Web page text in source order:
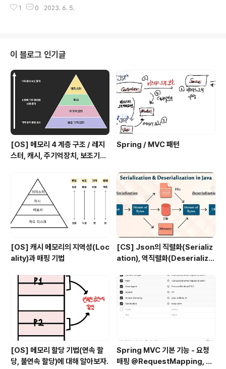
면 됩니다. 이 과정에서 필..
에 대해 알아보도록 하겠습니다. 🚩Security Filter http.
able() // 폼 로그인 사용 X .httpBasic().disable() // htt
p 기반 인증방식 (ID, PW로 검증) 사용 X csrf().disable
() : Cross Site Re..
1 0 2023. 6. 5.
이 블로그 인기글
[OS] 메모리 4 계층 구조 / 레지
스터, 캐시, 주기억장치, 보조기억
Spring / MVC 패턴
[OS] 캐시 메모리의 지역성(Loc
ality)과 매핑 기법
[CS] Json의 직렬화(Serializ
ation), 역직렬화(Deserializa
[OS] 메모리 할당 기법(연속 할
당, 불연속 할당)에 대해 알아보자.
Spring MVC 기본 기능 - 요청
매핑 @RequestMapping, @